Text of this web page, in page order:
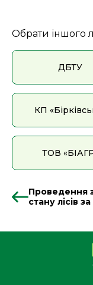
Обрати іншого
ДБТУ
КП
ТОВ
Проведення
стану лісів